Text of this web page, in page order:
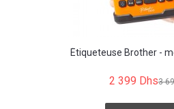
Étiqueteuse Brother -
2 399 Dhs3